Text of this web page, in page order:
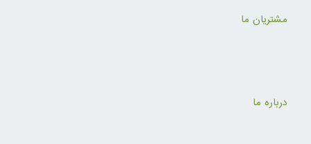
مشتریان ما
درباره ما